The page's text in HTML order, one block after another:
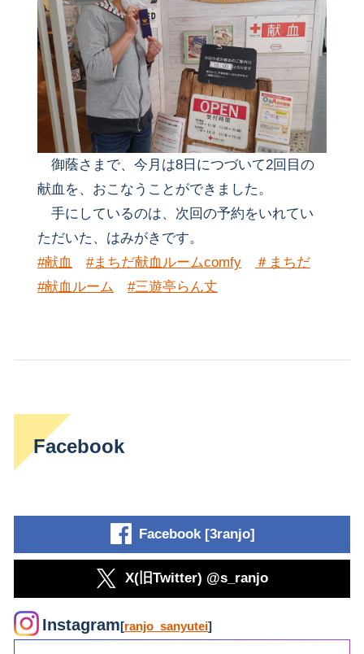
御蔭さまで、今月は8日につづいて2回目の
献血を、おこなうことができました。
手にしているのは、次回の予約をいれてい
ただいた、はみがきです。
#献血
#まちだ献血ルームcomfy
＃まちだ
#献血ルーム
#三遊亭らん丈
Facebook
Facebook [3ranjo]
X(旧Twitter) @s_ranjo
Instagram[ranjo_sanyutei]